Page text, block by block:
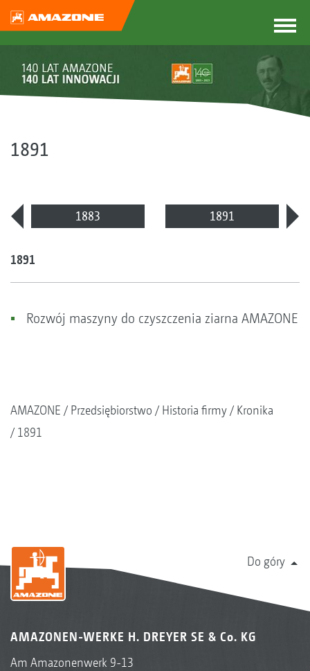
1891
1883 1891
1891
Rozwój maszyny do czyszczenia ziarna AMAZONE
AMAZONE Przedsiębiorstwo Historia firmy
Kronika
1891
Do góry
AMAZONEN-WERKE H. DREYER SE & Co. KG
Am Amazonenwerk 9-13